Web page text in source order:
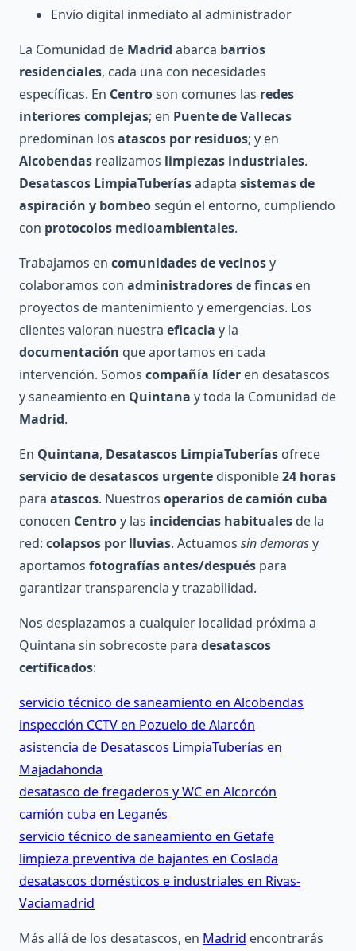
Envío digital inmediato al administrador
La Comunidad de Madrid abarca barrios
residenciales, cada una con necesidades
específicas. En Centroson comunes las redes
interiores complejas; en Puente de Vallecas
predominan los atascos por residuos; y en
Alcobendas realizamos limpiezas industriales.
Desatascos LimpiaTuberíasadapta sistemas de
aspiración y bombeosegún el entorno, cumpliendo
con protocolos medioambientales.
Trabajamos en comunidades de vecinosy
colaboramos con administradores de fincas en
proyectos de mantenimiento y emergencias. Los
clientes valoran nuestra eficacia y la
documentación que aportamos en cada
intervención. Somos compañía líder en desatascos
y saneamiento en Quintana y toda la Comunidad de
Madrid.
En Quintana, Desatascos LimpiaTuberías ofrece
servicio de desatascos urgente disponible24 horas
para atascos. Nuestros operarios de camión cuba
conocen Centroy las incidencias habituales de la
red: colapsos por lluvias. Actuamos sin demorasy
aportamos fotografías antes/después para
garantizar transparencia y trazabilidad.
Nos desplazamos a cualquier localidad próxima a
Quintana sin sobrecoste para desatascos
certificados:
servicio técnico de saneamiento en Alcobendas
inspección CCTV en Pozuelo de Alarcón
asistencia de Desatascos LimpiaTuberías en
Majadahonda
desatasco de fregaderos y WC en Alcorcón
camión cuba en Leganés
servicio técnico de saneamiento en Getafe
limpieza preventiva de bajantes en Coslada
desatascos domésticos e industriales en Rivas-
Vaciamadrid
Más allá de los desatascos, en Madrid encontrarás